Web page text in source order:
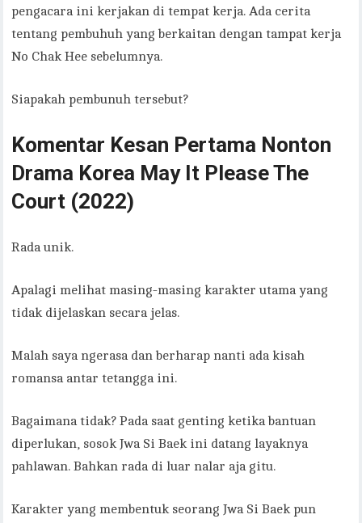
pengacara ini kerjakan di tempat kerja. Ada cerita
tentang pembuhuh yang berkaitan dengan tampat kerja
No Chak Hee sebelumnya.
Siapakah pembunuh tersebut?
Komentar Kesan Pertama Nonton
Drama Korea May It Please The
Court (2022)
Rada unik.
Apalagi melihat masing-masing karakter utama yang
tidak dijelaskan secara jelas.
Malah saya ngerasa dan berharap nanti ada kisah
romansa antar tetangga ini.
Bagaimana tidak? Pada saat genting ketika bantuan
diperlukan, sosok Jwa Si Baek ini datang layaknya
pahlawan. Bahkan rada di luar nalar aja gitu.
Karakter yang membentuk seorang Jwa Si Baek pun